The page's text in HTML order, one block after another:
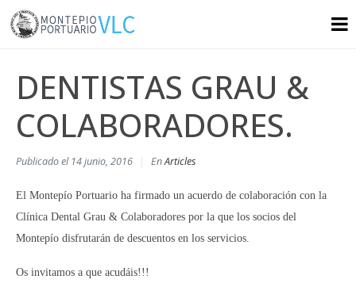
DENTISTAS GRAU &
COLABORADORES.
Publicado el 14 junio, 2016 EnArticles
El Montepío Portuario ha firmado un acuerdo de colaboración con la
Clínica Dental Grau & Colaboradores por la que los socios del
Montepío disfrutarán de descuentos en los servicios.
Os invitamos a que acudáis!!!